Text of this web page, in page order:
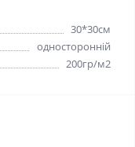
30*30см
односторонній
200гр/м2